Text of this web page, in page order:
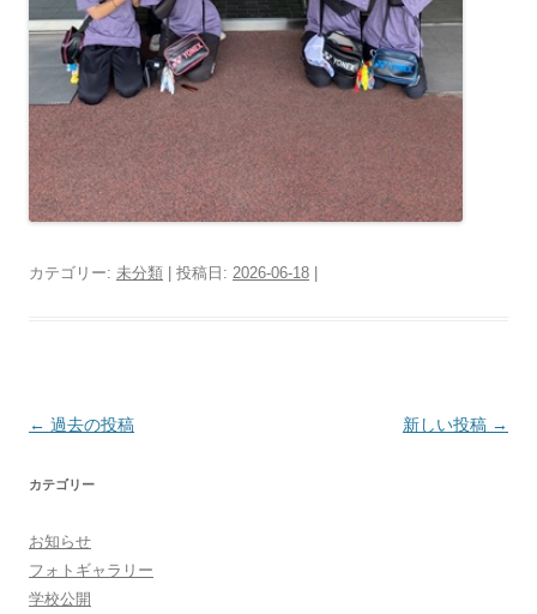
カテゴリー: 未分類 | 投稿日: 2026-06-18 |
投
ナ
ー
← 過去の投稿 新しい投稿 →
カテゴリー
お知らせ
フォトギャラリー
学校公開